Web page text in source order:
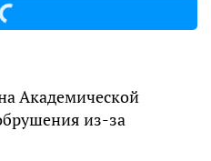
Академической
из-за